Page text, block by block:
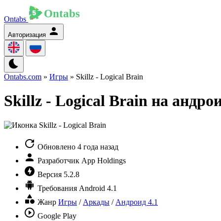
Ontabs
Авторизация
Ontabs.com » Игры » Skillz - Logical Brain
Skillz - Logical Brain на
Обновлено 4 года назад
Разработчик App Holdings
Версия 5.2.8
Требования Android 4.1
Жанр Игры / Аркады / Андроид 4.1
Google Play